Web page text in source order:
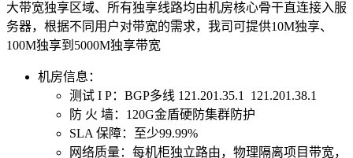
深圳龙华清湖机房
FIL/CHIA/BZZ首选机房
电信钻石五星级机房
深圳罗湖田心机房
海外机房
大带宽独享区域、所有独享线路均由机房核心骨干直连接入服
务器，根据不同用户对带宽的需求，我司可提供10M独享、
100M独享到 5000M独享带宽
机房信息：
测试 I P：BGP多线 121.201.35.1 121.201.38.1
防 火 墙： 120G金盾硬防集群防护
SLA 保障： 至少99.99%
网络质量： 每机柜独立路由，物理隔离项目带宽，